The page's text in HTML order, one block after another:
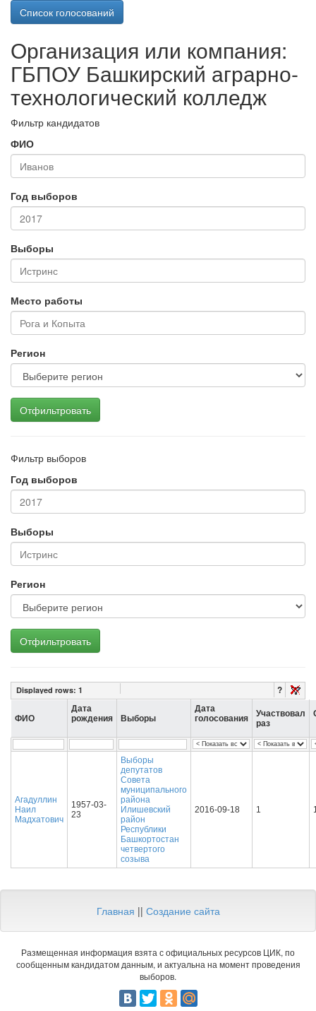
Список голосований
Организация или компания:
ГБПОУ Башкирский аграрно-
технологический колледж
Фильтр кандидатов
ФИО
Год выборов
Выборы
Место работы
Регион
Отфильтровать
Фильтр выборов
Год выборов
Выборы
Регион
Отфильтровать
Displayed rows: 1 ?
ФИО
Дата
рождения
Выборы
Дата
голосования
Участвовал
раз
Агадуллин
Наил
Мадхатович
1957-03-
23
Выборы
депутатов
Совета
муниципального
района
Илишевский
район
Республики
Башкортостан
четвертого
созыва
2016-09-18 1
Главная || Создание сайта
Размещенная информация взята с официальных ресурсов ЦИК, по
сообщенным кандидатом данным, и актуальна на момент проведения
выборов.